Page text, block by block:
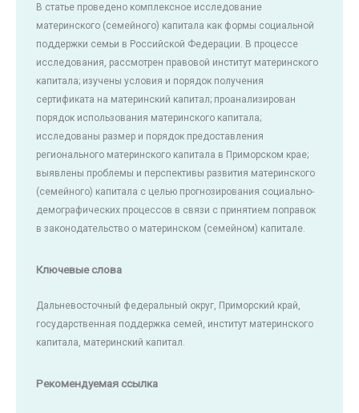
В статье проведено комплексное исследование
материнского (семейного) капитала как формы социальной
поддержки семьи в Российской Федерации. В процессе
исследования, рассмотрен правовой институт материнского
капитала; изучены условия и порядок получения
сертификата на материнский капитал; проанализирован
порядок использования материнского капитала;
исследованы размер и порядок предоставления
регионального материнского капитала в Приморском крае;
выявлены проблемы и перспективы развития материнского
(семейного) капитала с целью прогнозирования социально-
демографических процессов в связи с принятием поправок
в законодательство о материнском (семейном) капитале.
Ключевые слова
Дальневосточный федеральный округ, Приморский край,
государственная поддержка семей, институт материнского
капитала, материнский капитал.
Рекомендуемая ссылка